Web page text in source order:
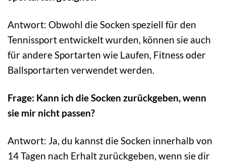
Antwort: Obwohl die Socken speziell für den
Tennissport entwickelt wurden, können sie auch
für andere Sportarten wie Laufen, Fitness oder
Ballsportarten verwendet werden.
Frage: Kann ich die Socken zurückgeben, wenn
sie mir nicht passen?
Antwort: Ja, du kannst die Socken innerhalb von
14 Tagen nach Erhalt zurückgeben, wenn sie dir